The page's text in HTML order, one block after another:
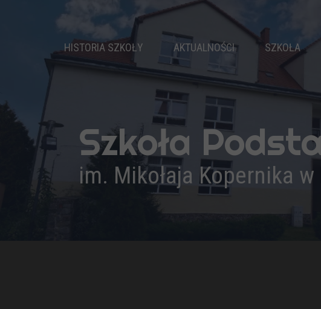
HISTORIA SZKOŁY
PRYMUSI
KADRA PEDAGOGICZNA
ADMINISTRACJA I OBSŁUGA
AKTUALNOŚCI SZKOŁA
KLASY
PEDAGOG
LOGOPEDA
PSYCHOLOG
Szkoła
im. Mikołaja Kopernika w